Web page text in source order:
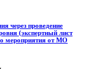
через проведение
(экспертный лист
мероприятия от МО